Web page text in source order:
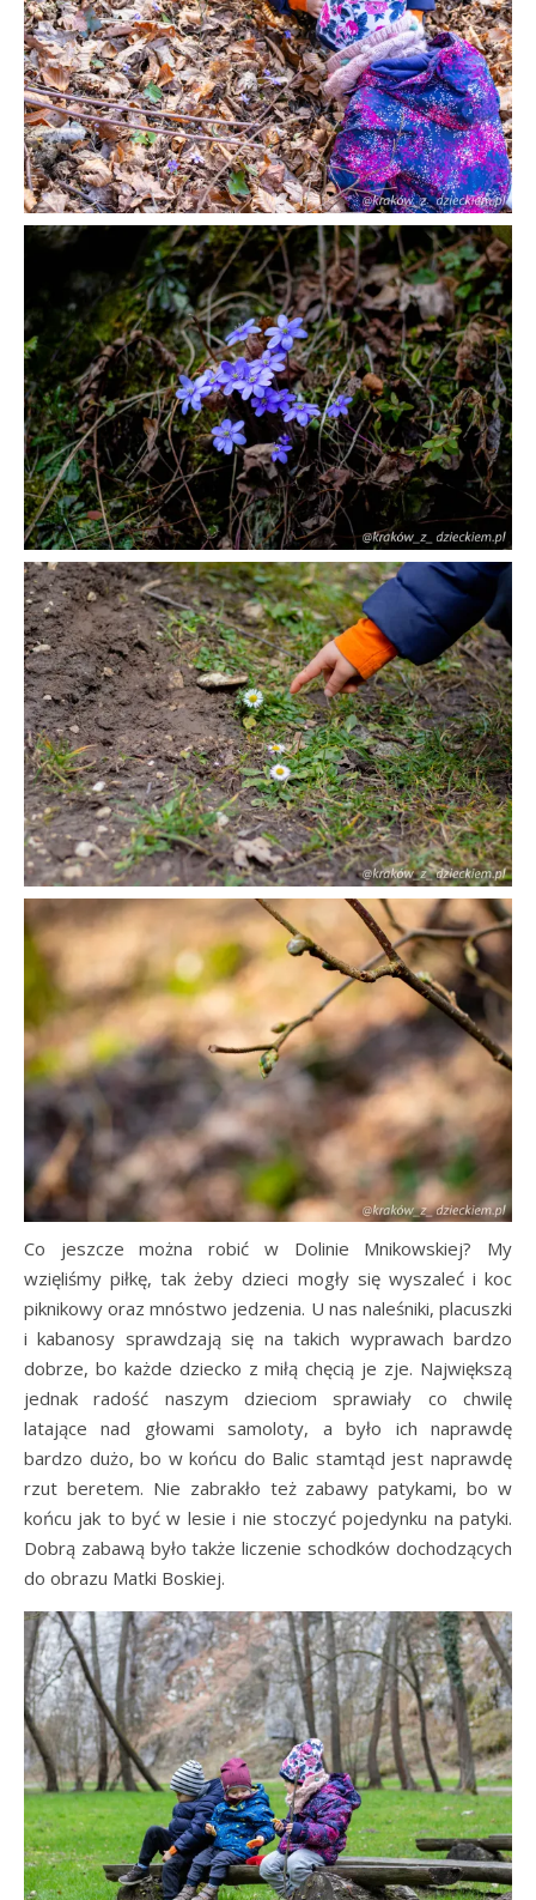
Co jeszcze można robić w Dolinie Mnikowskiej? My
wzięliśmy piłkę, tak żeby dzieci mogły się wyszaleć i koc
piknikowy oraz mnóstwo jedzenia. U nas naleśniki, placuszki
i kabanosy sprawdzają się na takich wyprawach bardzo
dobrze, bo każde dziecko z miłą chęcią je zje. Największą
jednak radość naszym dzieciom sprawiały co chwilę
latające nad głowami samoloty, a było ich naprawdę
bardzo dużo, bo w końcu do Balic stamtąd jest naprawdę
rzut beretem. Nie zabrakło też zabawy patykami, bo w
końcu jak to być w lesie i nie stoczyć pojedynku na patyki.
Dobrą zabawą było także liczenie schodków dochodzących
do obrazu Matki Boskiej.